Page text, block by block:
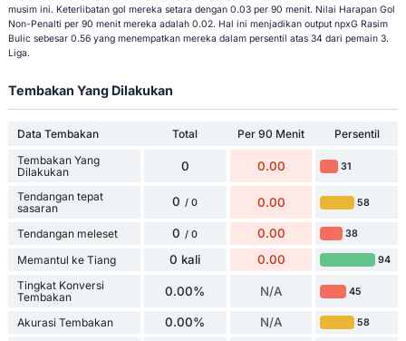
musim ini. Keterlibatan gol mereka setara dengan 0.03 per 90 menit. Nilai Harapan Gol
Non-Penalti per 90 menit mereka adalah 0.02. Hal ini menjadikan output npxG Rasim
Bulic sebesar 0.56 yang menempatkan mereka dalam persentil atas 34 dari pemain 3.
Liga.
Tembakan Yang Dilakukan
Data Tembakan Total Per 90 Menit
Persentil
Tembakan Yang
Dilakukan
0 0.00 31
Tendangan tepat
sasaran
0 / 0 0.00 58
Tendangan meleset 0 / 0 0.00 38
Memantul ke Tiang 0 kali 0.00 94
Tingkat Konversi
Tembakan
0.00% N/A 45
Akurasi Tembakan 0.00% N/A 58